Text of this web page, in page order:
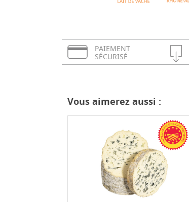
PAIEMENT
SÉCURISÉ
Vous aimerez aussi :